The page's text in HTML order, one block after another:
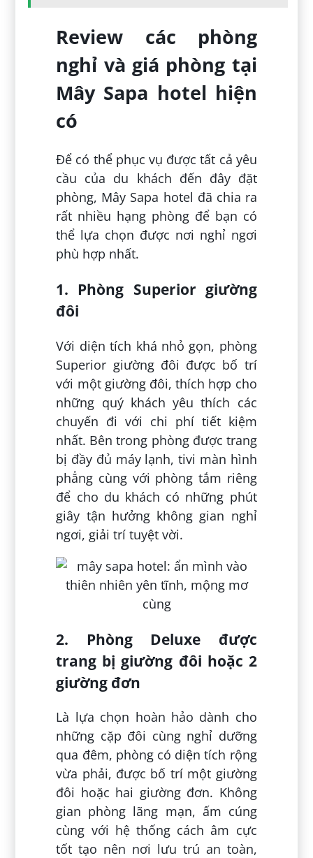
Review các phòng
nghỉ và giá phòng tại
Mây Sapa hotel hiện
có
Để có thể phục vụ được tất cả yêu
cầu của du khách đến đây đặt
phòng, Mây Sapa hotel đã chia ra
rất nhiều hạng phòng để bạn có
thể lựa chọn được nơi nghỉ ngơi
phù hợp nhất.
1. Phòng Superior giường
đôi
Với diện tích khá nhỏ gọn, phòng
Superior giường đôi được bố trí
với một giường đôi, thích hợp cho
những quý khách yêu thích các
chuyến đi với chi phí tiết kiệm
nhất. Bên trong phòng được trang
bị đầy đủ máy lạnh, tivi màn hình
phẳng cùng với phòng tắm riêng
để cho du khách có những phút
giây tận hưởng không gian nghỉ
ngơi, giải trí tuyệt vời.
2. Phòng Deluxe được
trang bị giường đôi hoặc 2
giường đơn
Là lựa chọn hoàn hảo dành cho
những cặp đôi cùng nghỉ dưỡng
qua đêm, phòng có diện tích rộng
vừa phải, được bố trí một giường
đôi hoặc hai giường đơn. Không
gian phòng lãng mạn, ấm cúng
cùng với hệ thống cách âm cực
tốt tạo nên nơi lưu trú an toàn,